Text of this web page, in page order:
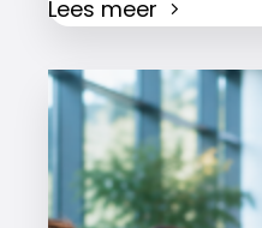
Lees meer